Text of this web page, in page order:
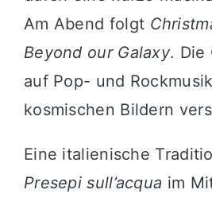
Am Abend folgt
Beyond our Galaxy. Die
auf Pop- und
kosmischen Bildern
Eine italienische
Presepi sull’acqua im